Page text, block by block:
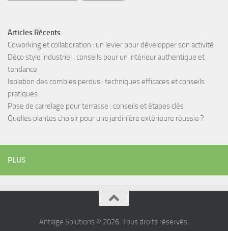
Articles Récents
Coworking et collaboration : un levier pour développer son activité
Déco style industriel : conseils pour un intérieur authentique et
tendance
Isolation des combles perdus : techniques efficaces et conseils
pratiques
Pose de carrelage pour terrasse : conseils et étapes clés
Quelles plantes choisir pour une jardinière extérieure réussie ?
PLUS
Antiage Solutions © 2026. Tous droits réservés.